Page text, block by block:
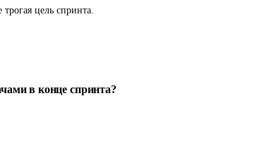
цель спринта.
в конце спринта?